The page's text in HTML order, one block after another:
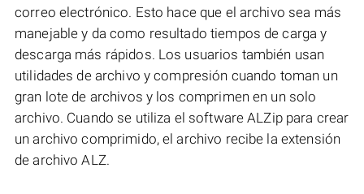
correo electrónico. Esto hace que el archivo sea más
manejable y da como resultado tiempos de carga y
descarga más rápidos. Los usuarios también usan
utilidades de archivo y compresión cuando toman un
gran lote de archivos y los comprimen en un solo
archivo. Cuando se utiliza el software ALZip para crear
un archivo comprimido, el archivo recibe la extensión
de archivo ALZ.